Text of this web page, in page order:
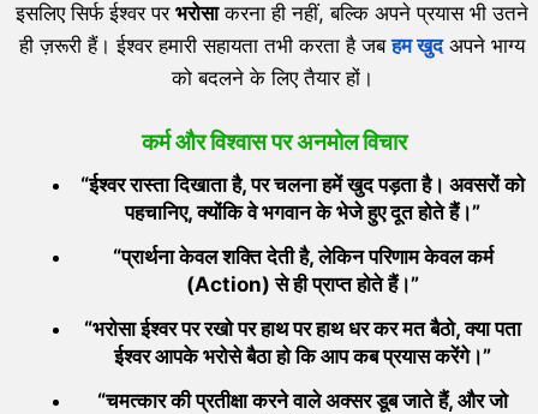
इसलिए सिर्फ ईश्वर पर भरोसाकरना ही नहीं, बल्कि अपने प्रयास भी उतने
ही ज़रूरी हैं। ईश्वर हमारी सहायता तभी करता है जबहम खुदअपने भाग्य
को बदलने के लिए तैयार हों।
कर्म और विश्वास पर अनमोल विचार
“ईश्वर रास्ता दिखाता है,पर चलना हमें खुद पड़ता है। अवसरों को
पहचानिए,क्योंकि वे भगवान के भेजे हुए दूत होते हैं।”
“प्रार्थना केवल शक्ति देती है,लेकिन परिणाम केवल कर्म
(Action)से ही प्राप्त होते हैं।”
“भरोसा ईश्वर पर रखो पर हाथ पर हाथ धर कर मत बैठो,क्या पता
ईश्वर आपके भरोसे बैठा हो कि आप कब प्रयास करेंगे।”
“चमत्कार की प्रतीक्षा करने वाले अक्सर डूब जाते हैं, और जो